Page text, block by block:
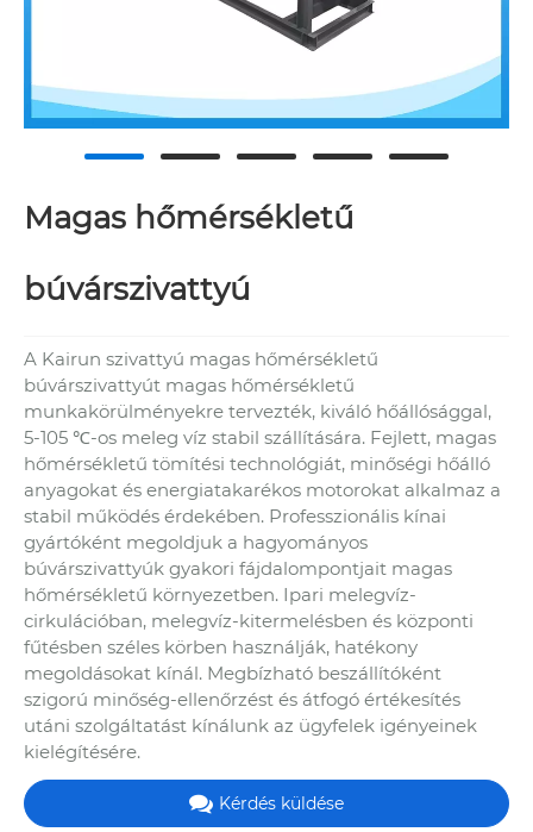
Magas hőmérsékletű
búvárszivattyú
A Kairun szivattyú magas hőmérsékletű
búvárszivattyút magas hőmérsékletű
munkakörülményekre tervezték, kiváló hőállósággal,
5-105 ℃-os meleg víz stabil szállítására. Fejlett, magas
hőmérsékletű tömítési technológiát, minőségi hőálló
anyagokat és energiatakarékos motorokat alkalmaz a
stabil működés érdekében. Professzionális kínai
gyártóként megoldjuk a hagyományos
búvárszivattyúk gyakori fájdalompontjait magas
hőmérsékletű környezetben. Ipari melegvíz-
cirkulációban, melegvíz-kitermelésben és központi
fűtésben széles körben használják, hatékony
megoldásokat kínál. Megbízható beszállítóként
szigorú minőség-ellenőrzést és átfogó értékesítés
utáni szolgáltatást kínálunk az ügyfelek igényeinek
kielégítésére.
Kérdés küldése